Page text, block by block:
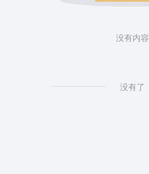
没有内容
没有了